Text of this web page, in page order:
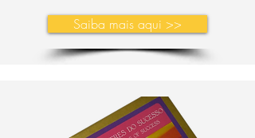
Saiba mais aqui >>